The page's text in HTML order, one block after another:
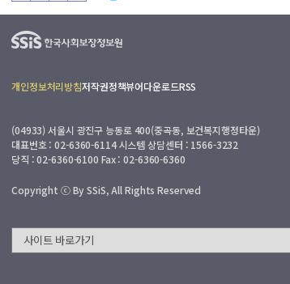
개인정보처리방침저작권정책뷰어다운로드RSS
(04933) 서울시 광진구 능동로 400(중곡동, 보건복지행정타운)
대표번호 : 02-6360-6114 시스템 상담센터 : 1566-3232
당직 : 02-6360-6100 Fax : 02-6360-6360
Copyright ⓒ By SSiS, All Rights Reserved